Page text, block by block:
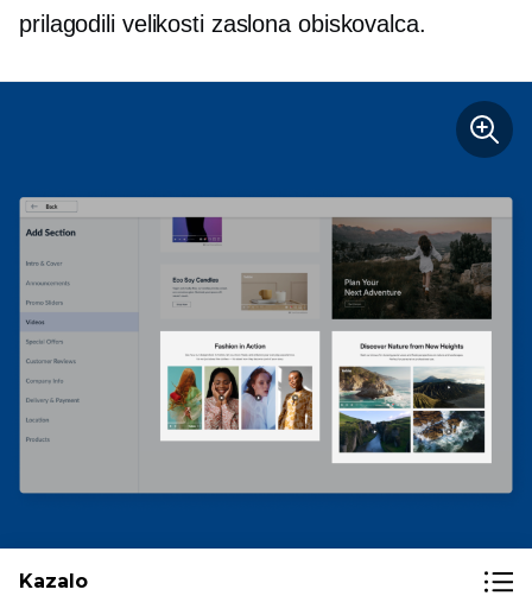
prilagodili velikosti zaslona obiskovalca.
Kazalo